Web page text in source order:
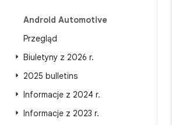
Android Automotive
Przegląd
Biuletyny z 2026 r.
2025 bulletins
Informacje z 2024 r.
Informacje z 2023 r.